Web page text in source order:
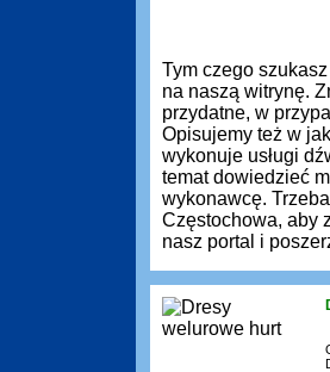
Tym czego
na naszą witrynę.
przydatne, w
Opisujemy też w
wykonuje usługi
temat dowiedzieć
wykonawcę.
Częstochowa, aby
nasz portal i